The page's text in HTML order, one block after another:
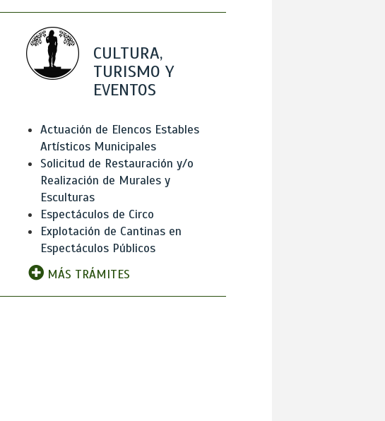
CULTURA,
TURISMO Y
EVENTOS
Actuación de Elencos Estables
Artísticos Municipales
Solicitud de Restauración y/o
Realización de Murales y
Esculturas
Espectáculos de Circo
Explotación de Cantinas en
Espectáculos Públicos
MÁS TRÁMITES